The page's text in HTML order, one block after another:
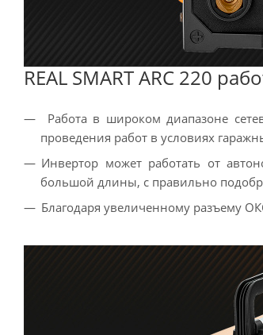
REAL SMART ARC 220
Работа в широком диапазоне
проведения работ в условиях
Инвертор может работать от
большой длины, с правильно
Благодаря увеличенному разъему